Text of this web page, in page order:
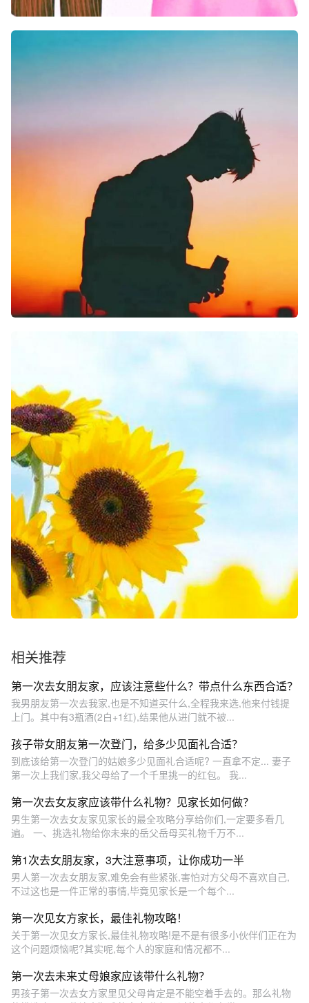
相关推荐
第一次去女朋友家，应该注意些什么？带点什么东西合适？
我男朋友第一次去我家,也是不知道买什么,全程我来选,他来付钱提
上门。其中有3瓶酒(2白+1红),结果他从进门就不被...
孩子带女朋友第一次登门，给多少见面礼合适？
到底该给第一次登门的姑娘多少见面礼合适呢? 一直拿不定... 妻子
第一次上我们家,我父母给了一个千里挑一的红包。 我...
第一次去女友家应该带什么礼物？见家长如何做？
男生第一次去女友家见家长的最全攻略分享给你们,一定要多看几
遍。 一、挑选礼物给你未来的岳父岳母买礼物千万不...
第1次去女朋友家，3大注意事项，让你成功一半
男人第一次去女朋友家,难免会有些紧张,害怕对方父母不喜欢自己,
不过这也是一件正常的事情,毕竟见家长是一个每个...
第一次见女方家长，最佳礼物攻略！
关于第一次见女方家长,最佳礼物攻略!是不是有很多小伙伴们正在为
这个问题烦恼呢?其实呢,每个人的家庭和情况都不...
第一次去未来丈母娘家应该带什么礼物？
男孩子第一次去女方家里见父母肯定是不能空着手去的。那么礼物